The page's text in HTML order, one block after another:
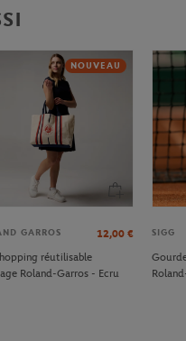
NOUVEAU
GARROS 12,00 €
réutilisable
Roland-Garros - Ecru
SIGG